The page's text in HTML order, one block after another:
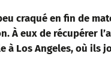
craqué en fin de
À eux de récupérer
à Los Angeles, où ils